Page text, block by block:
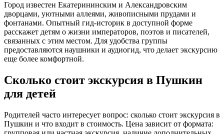
Город известен Екатерининским и Александровским
дворцами, уютными аллеями, живописными прудами и
фонтанами. Опытный гид-историк в доступной форме
расскажет детям о жизни императоров, поэтов и писателей,
связанных с этим местом. Для удобства группы
предоставляются наушники и аудиогид, что делает экскурсию
еще более комфортной.
Сколько стоит экскурсия в Пушкин
для детей
Родителей часто интересует вопрос: сколько стоит экскурсия в
Пушкин и что входит в стоимость. Цена зависит от формата: